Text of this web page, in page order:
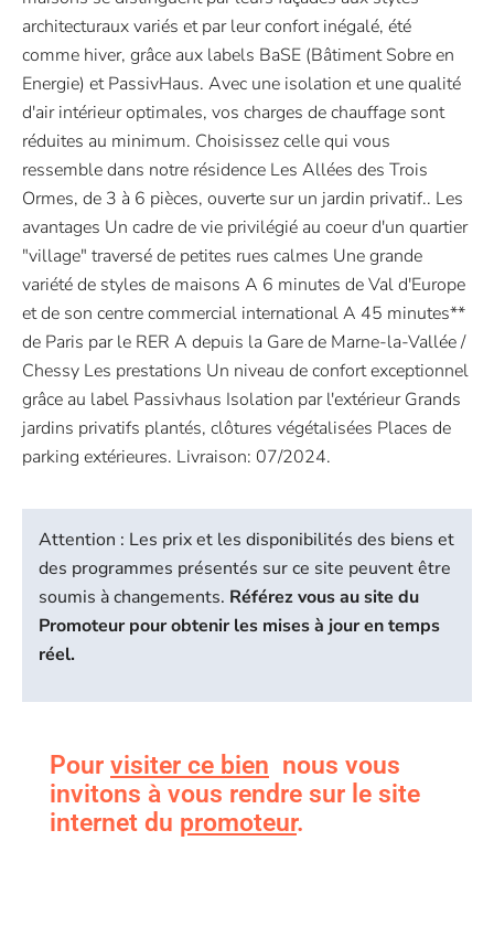
architecturaux variés et par leur confort inégalé, été
comme hiver, grâce aux labels BaSE (Bâtiment Sobre en
Energie) et PassivHaus. Avec une isolation et une qualité
d'air intérieur optimales, vos charges de chauffage sont
réduites au minimum. Choisissez celle qui vous
ressemble dans notre résidence Les Allées des Trois
Ormes, de 3 à 6 pièces, ouverte sur un jardin privatif.. Les
avantages Un cadre de vie privilégié au coeur d'un quartier
"village" traversé de petites rues calmes Une grande
variété de styles de maisons A 6 minutes de Val d'Europe
et de son centre commercial international A 45 minutes**
de Paris par le RER A depuis la Gare de Marne-la-Vallée /
Chessy Les prestations Un niveau de confort exceptionnel
grâce au label Passivhaus Isolation par l'extérieur Grands
jardins privatifs plantés, clôtures végétalisées Places de
parking extérieures. Livraison: 07/2024.
Attention : Les prix et les disponibilités des biens et
des programmes présentés sur ce site peuvent être
soumis à changements. Référez vous au site du
Promoteur pour obtenir les mises à jour en temps
réel.
Pour visiter ce bien nous vous
invitons à vous rendre sur le site
internet du promoteur.